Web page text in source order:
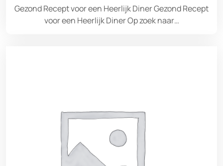
Gezond Recept voor een Heerlijk Diner Gezond Recept
voor een Heerlijk Diner Op zoek naar…